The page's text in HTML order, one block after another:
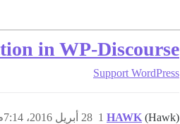
in WP-Discourse
Support WordPress
HAWK (Hawk) 28 أبريل 2016، 7:14م 1